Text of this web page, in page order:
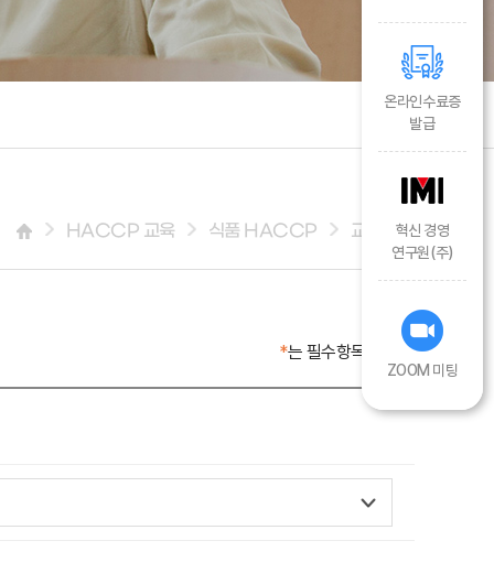
HACCP 교육 식품 HACCP 교육신청
*는 필수항목입니다.
온라인수료증
발급
혁신 경영
연구원(주)
ZOOM 미팅